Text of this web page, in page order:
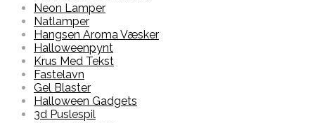
Neon Lamper
Natlamper
Hangsen Aroma Væsker
Halloweenpynt
Krus Med Tekst
Fastelavn
Gel Blaster
Halloween Gadgets
3d Puslespil